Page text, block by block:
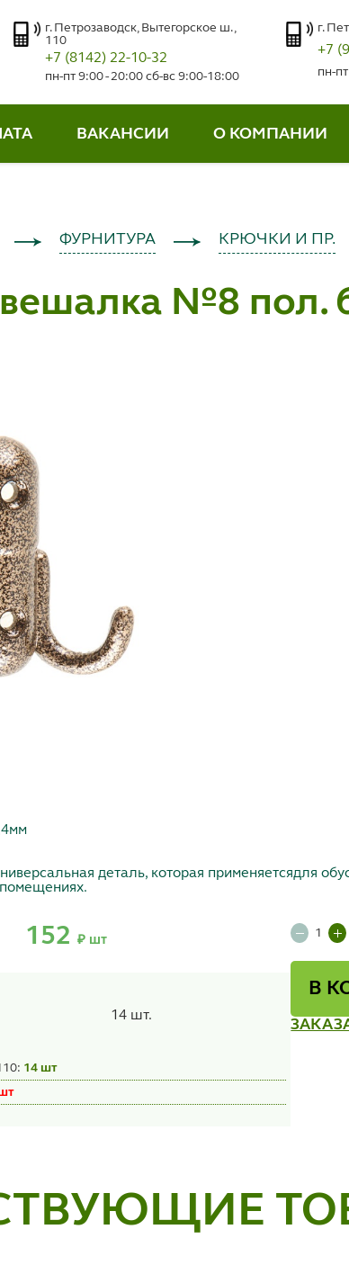
г. Петрозаводск, Вытегорское ш.,
110
+7 (8142) 22-10-32
пн-пт 9:00 - 20:00 сб-вс 9:00-18:00
г.
+7
пн-
ВАКАНСИИ О КОМПАНИИ
ФУРНИТУРА КРЮЧКИ И ПР.
№8 пол.
деталь, которая применяетсядля
152 ₽ шт
14 шт.
14 шт
В